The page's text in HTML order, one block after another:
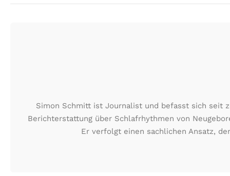
Simon Schmitt ist Journalist und befasst sich seit
Berichterstattung über Schlafrhythmen von
Er verfolgt einen sachlichen Ansatz,